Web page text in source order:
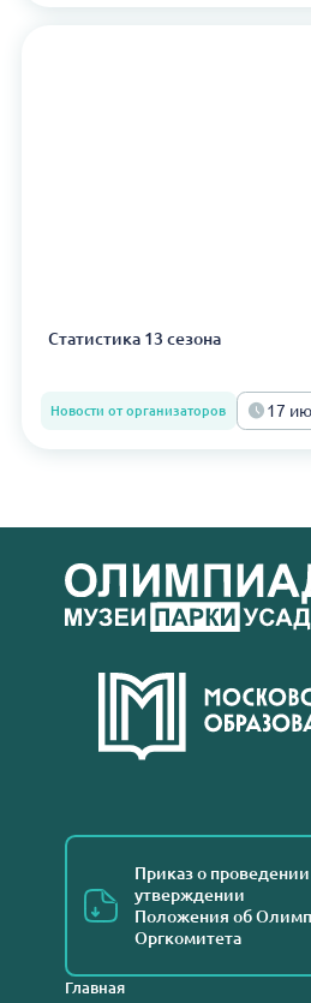
Статистика 13 сезона
Новости от организаторов 17
Приказ о
утверждении
Положения об
Оргкомитета
Главная